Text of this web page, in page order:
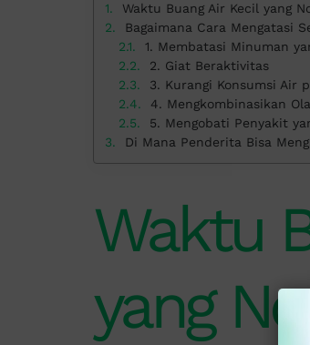
Waktu Buang Air Kecil yang
Bagaimana Cara Mengatasi
1. Membatasi Minuman
2. Giat Beraktivitas
3. Kurangi Konsumsi Air
4. Mengkombinasikan
5. Mengobati Penyakit
Di Mana Penderita Bisa
Waktu
yang